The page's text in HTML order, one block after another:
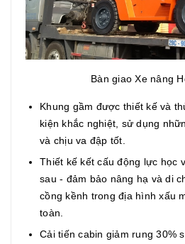
Bàn giao Xe nâng
Khung gầm được thiết kế và
kiện khắc nghiệt, sử dụng
và chịu va đập tốt.
Thiết kế kết cấu động lực học
sau - đảm bảo nâng hạ và di
cồng kềnh trong địa hình xấu
toàn.
Cải tiến cabin giảm rung 30%